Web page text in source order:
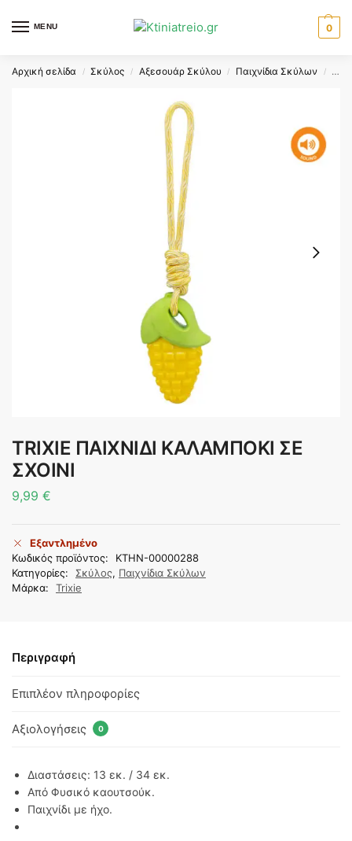
MENU 0
Αρχική σελίδα / Σκύλος / Αξεσουάρ Σκύλου / Παιχνίδια Σκύλων /
TRIXIE ΠΑΙΧΝΙΔΙ ΚΑΛΑΜΠΟΚΙ ΣΕ
ΣΧΟΙΝΙ
9,99 €
Εξαντλημένο
Κωδικός προϊόντος:
KTHN-00000288
Κατηγορίες:
Σκύλος, Παιχνίδια Σκύλων
Μάρκα:
Trixie
Περιγραφή
Επιπλέον πληροφορίες
Αξιολογήσεις 0
Διαστάσεις: 13 εκ. / 34 εκ.
Από Φυσικό καουτσούκ.
Παιχνίδι με ήχο.